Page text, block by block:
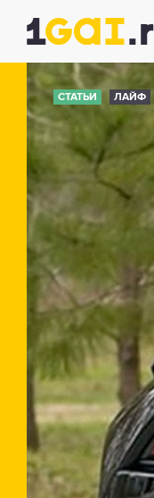
СТАТЬИ ЛАЙФ